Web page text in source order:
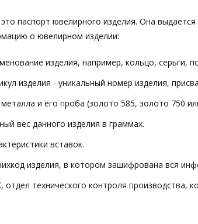
это паспорт ювелирного изделия. Она
о ювелирном изделии:
изделия, например, кольцо, серьги,
изделия - уникальный номер изделия,
и его проба (золото 585, золото 750
вес данного изделия в граммах.
вставок.
изделия, в котором зашифрована вся
отдел технического контроля производства,